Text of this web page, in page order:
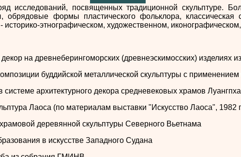
исследований, посвященных традиционной скульптуре.
обрядовые формы пластического фольклора, классическая
историко-этнографическом, художественном,
на древнеберингоморских (древнеэскимосских) изделиях из
буддийской металлической скульптуры с
архитектурного декора средневековых храмов
Лаоса (по материалам выставки "Искусство Лаоса", 1982
деревянной скульптуры Северного Вьетнама
в искусстве Западного Судана